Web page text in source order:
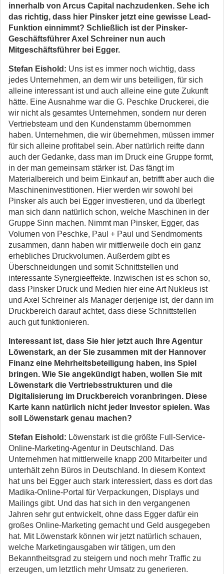
innerhalb von Arcus Capital nachzudenken. Sehe ich
das richtig, dass hier Pinsker jetzt eine gewisse Lead-
Funktion einnimmt? Schließlich ist der Pinsker-
Geschäftsführer Axel Schreiner nun auch
Mitgeschäftsführer bei Egger.
Stefan Eishold: Uns ist es immer noch wichtig, dass
jedes Unternehmen, an dem wir uns beteiligen, für sich
alleine interessant ist und auch alleine eine gute Zukunft
hätte. Eine Ausnahme war die G. Peschke Druckerei, die
wir nicht als gesamtes Unternehmen, sondern nur deren
Vertriebsteam und den Kundenstamm übernommen
haben. Unternehmen, die wir übernehmen, müssen immer
für sich alleine profitabel sein. Aber natürlich reifte dann
auch der Gedanke, dass man im Druck eine Gruppe formt,
in der man gemeinsam stärker ist. Das fängt im
Materialbereich und beim Einkauf an, betrifft aber auch die
Maschineninvestitionen. Hier werden wir sowohl bei
Pinsker als auch bei Egger investieren, und da überlegt
man sich dann natürlich schon, welche Maschinen in der
Gruppe Sinn machen. Nimmt man Pinsker, Egger, das
Volumen von Peschke, Paul + Paul und Sendmoments
zusammen, dann haben wir mittlerweile doch ein ganz
erhebliches Druckvolumen. Außerdem gibt es
Überschneidungen und somit Schnittstellen und
interessante Synergieeffekte. Inzwischen ist es schon so,
dass Pinsker Druck und Medien hier eine Art Nukleus ist
und Axel Schreiner als Manager derjenige ist, der dann im
Druckbereich darauf achtet, dass diese Schnittstellen
auch gut funktionieren.
Interessant ist, dass Sie hier jetzt auch Ihre Agentur
Löwenstark, an der Sie zusammen mit der Hannover
Finanz eine Mehrheitsbeteiligung haben, ins Spiel
bringen. Wie Sie angekündigt haben, wollen Sie mit
Löwenstark die Vertriebsstrukturen und die
Digitalisierung im Druckbereich voranbringen. Diese
Karte kann natürlich nicht jeder Investor spielen. Was
soll Löwenstark genau machen?
Stefan Eishold: Löwenstark ist die größte Full-Service-
Online-Marketing-Agentur in Deutschland. Das
Unternehmen hat mittlerweile knapp 200 Mitarbeiter und
unterhält zehn Büros in Deutschland. In diesem Kontext
hat uns bei Egger auch stark interessiert, dass es dort das
Madika-Online-Portal für Verpackungen, Displays und
Mailings gibt. Und das hat sich in den vergangenen
Jahren sehr gut entwickelt, ohne dass Egger dafür ein
großes Online-Marketing gemacht und Geld ausgegeben
hat. Mit Löwenstark können wir jetzt natürlich schauen,
welche Marketingausgaben wir tätigen, um den
Bekanntheitsgrad zu steigern und noch mehr Traffic zu
erzeugen, um letztlich mehr Umsatz zu generieren.